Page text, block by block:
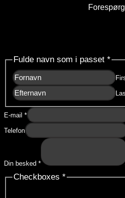
Fulde navn som i passet *
E-mail *
Telefon
Din besked *
Checkboxes *